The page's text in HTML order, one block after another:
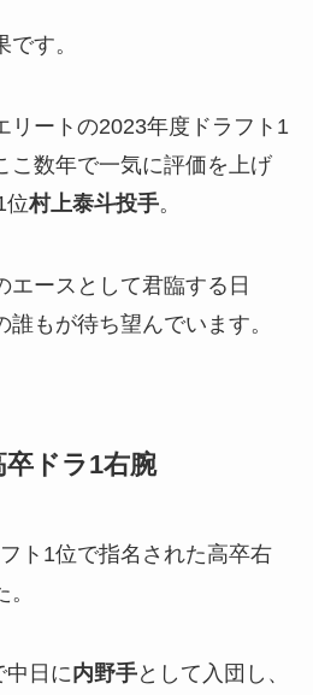
す。
リートの2023年度ドラフト1
こ数年で一気に評価を上げ
位村上泰斗投手。
エースとして君臨する日
もが待ち望んでいます。
卒ドラ1右腕
ト1位で指名された高卒右
中日に内野手として入団し、